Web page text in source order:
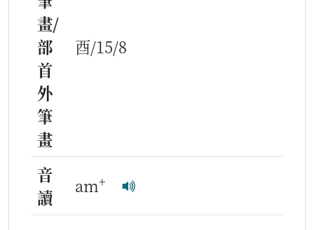
畫/
部
首
外
筆
畫
酉/15/8
音
讀
am+